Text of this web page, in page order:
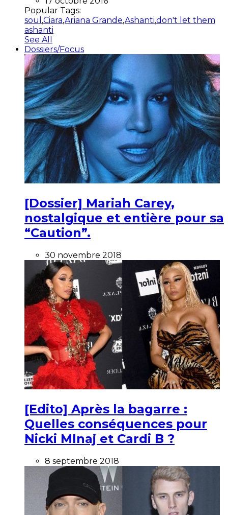
Popular Tags:
soul ,Ciara,Ariana Grande,Ashanti,don't let them
ashanti
See All
Dossiers/Focus
[Dossier] Mariah Carey,
nostalgique et entière pour sa
“Caution”.
30 novembre 2018
[Edito] Après la bagarre :
Quelles conséquences pour
Nicki MInaj et Cardi B ?
8 septembre 2018